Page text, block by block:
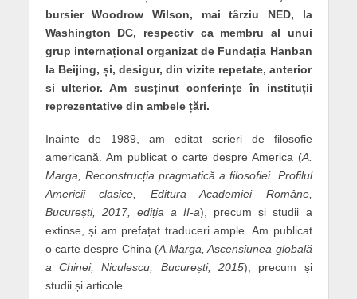
bursier Woodrow Wilson, mai târziu NED, la
Washington DC, respectiv ca membru al unui
grup internațional organizat de Fundația Hanban
la Beijing, și, desigur, din vizite repetate, anterior
si ulterior. Am susținut conferințe în instituții
reprezentative din ambele țări.
Inainte de 1989, am editat scrieri de filosofie
americană. Am publicat o carte despre America (A.
Marga, Reconstrucția pragmatică a filosofiei. Profilul
Americii clasice, Editura Academiei Române,
București, 2017, ediția a II-a), precum și studii a
extinse, și am prefațat traduceri ample. Am publicat
o carte despre China (A.Marga, Ascensiunea globală
a Chinei, Niculescu, București, 2015), precum și
studii și articole.